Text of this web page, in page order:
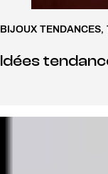
BIJOUX TENDANCES,
Idées